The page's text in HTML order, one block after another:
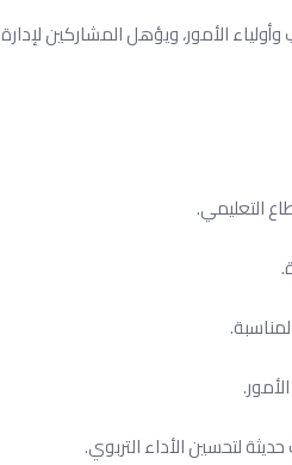
الأمور، ويؤهل المشاركين لإدارة
التعليمي.
لتحسين الأداء التربوي.